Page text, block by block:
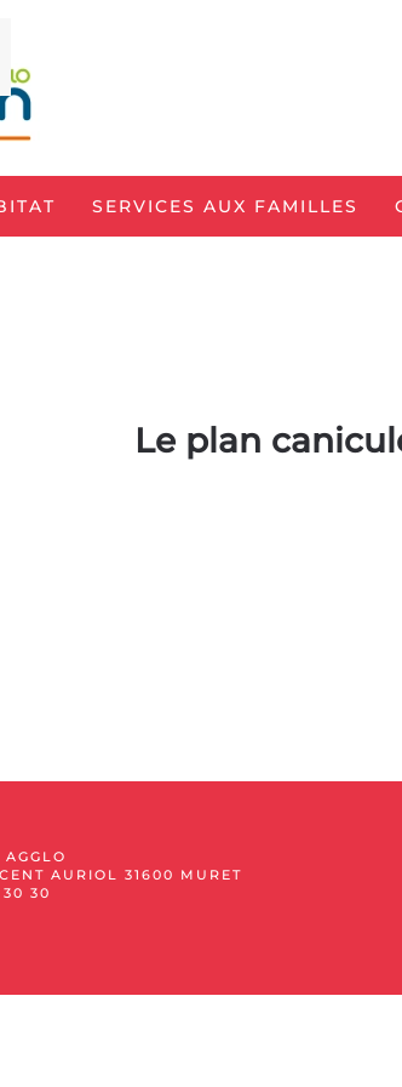
SERVICES AUX FAMILLES
Le plan
AURIOL 31600 MURET
30